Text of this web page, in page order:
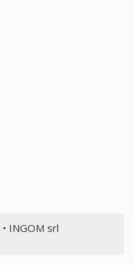
• INGOM srl